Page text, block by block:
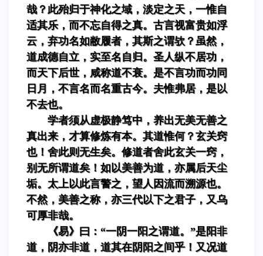
哉？此殆归于神化之域，淡定之天，一惟自
适其乐，而不忘自得之真。古言视富贵如浮
云，弃功名如敝履者，其斯之谓欤？虽然，
道成德自立，实至名自归。圣人纵不居功，
而天下后世，咸称道不衰。是不言功而功同
日月，不言名而名重古今。夫惟弗居，是以
不去也。
学者须从虚极静笃中，养出无美无善之
真出来，才算修炼有本。其道惟何？玄关窍
也！舍此则无生矣。修道者舍此玄关一窍，
别无所谓道矣！如以美善为道，亦属后天尘
垢。太上以此言警之，望人因流而溯源也。
不然，美善之称，亦三代以下之君子，又乌
可厚非哉。
《易》曰：“一阴一阳之谓道。”是阳非
道，阴亦非道，道其在阴阳之间乎！又况道